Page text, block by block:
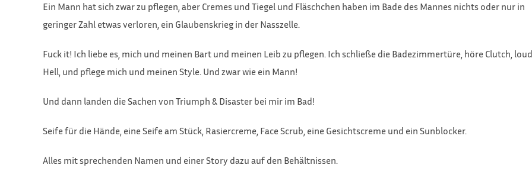
Ein Mann hat sich zwar zu pflegen, aber Cremes und Tiegel und Fläschchen haben im Bade des Mannes nichts oder nur in
geringer Zahl etwas verloren, ein Glaubenskrieg in der Nasszelle.
Fuck it! Ich liebe es, mich und meinen Bart und meinen Leib zu pflegen. Ich schließe die Badezimmertüre, höre Clutch,
Hell, und pflege mich und meinen Style. Und zwar wie ein Mann!
Und dann landen die Sachen von Triumph & Disaster bei mir im Bad!
Seife für die Hände, eine Seife am Stück, Rasiercreme, Face Scrub, eine Gesichtscreme und ein Sunblocker.
Alles mit sprechenden Namen und einer Story dazu auf den Behältnissen.